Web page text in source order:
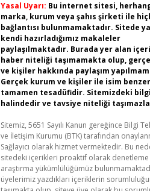
Yasal Uyarı: Bu internet sitesi,
marka, kurum veya şahıs şirketi ile
bağlantısı bulunmamaktadır. Sitede
kendi hazırladığımız makaleler
paylaşılmaktadır. Burada yer alan
haber niteliği taşımamakta olup,
ve kişiler hakkında paylaşım
Gerçek kurum ve kişiler ile isim
tamamen tesadüfidir. Sitemizdeki
halindedir ve tavsiye niteliği
Sitemiz, 5651 Sayılı Kanun gereğince Bilgi
ve İletişim Kurumu (BTK) tarafından
Sağlayıcı olarak hizmet vermektedir. Bu
sitedeki içerikleri proaktif olarak denetleme
araştırma yükümlülüğümüz
üyelerimiz yazdıkları içeriklerin